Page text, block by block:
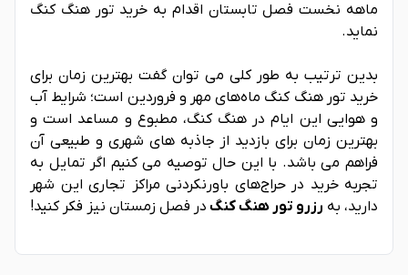
ماهه نخست فصل تابستان اقدام به خرید تور هنگ کنگ
نماید.
بدین ترتیب به طور کلی می توان گفت بهترین زمان برای
خرید تور هنگ کنگ ماه‌های مهر و فروردین است؛ شرایط آب
و هوایی این ایام در هنگ کنگ، مطبوع و مساعد است و
بهترین زمان برای بازدید از جاذبه های شهری و طبیعی آن
فراهم می باشد. با این حال توصیه می کنیم اگر تمایل به
تجربه خرید در حراج‌های باورنکردنی مراکز تجاری این شهر
دارید، به رزرو تور هنگ کنگ در فصل زمستان نیز فکر کنید!